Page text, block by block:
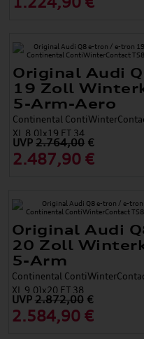
Original Audi
19 Zoll
5-Arm-Aero
Continental
XL 8,0Jx19 ET 34
UVP2.764,00 €
2.487,90 €
Original Audi
20 Zoll
5-Arm
Continental
XL 9,0Jx20 ET 38
UVP 2.872,00€
2.584,90 €